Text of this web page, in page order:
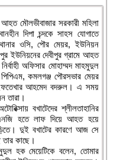
আহত মৌলভীবাজার সরকারী মহিলা
দিপা চন্দকে সাহস যোগাতে
ওসি, পৌর মেয়র, ইউনিয়ন
ইউনিয়নের দেবীপুর গ্রামে আহত
অফিসার মোহাম্মদ মাহমুদুল
কমলগঞ্জ পৌরসভার মেয়র
আহমেদ বদরুল। এ সময়
তারা।
বখাটেদের শ্লীলতাহানির
হতে লাফ দিয়ে আহত হয়ে
দুই বখাটের কারণে আজ সে
তার কাছে।
হক মেয়েটিকে বলেন, তোমার